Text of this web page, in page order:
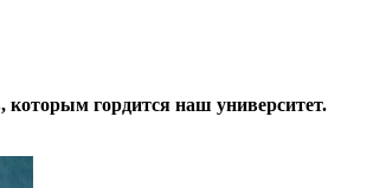
которым гордится наш университет.